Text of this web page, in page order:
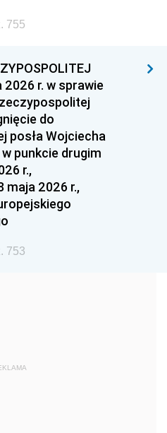
1994
1991
1985
1979
755
2026 r. w sprawie
do
posła Wojciecha
punkcie drugim
r.,
maja 2026 r.,
753